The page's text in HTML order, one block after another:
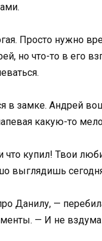
Просто нужно
но что-то в его
в замке. Андрей
какую-то
что купил! Твои
выглядишь
Данилу, —
— И не